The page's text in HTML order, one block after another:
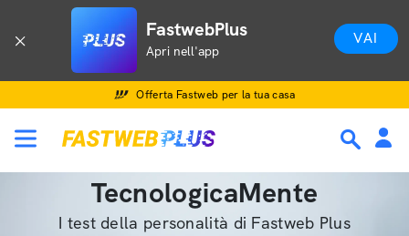
FastwebPlus
Apri nell'app
VAI
Offerta Fastweb per la tua casa
TecnologicaMente
I test della personalità di Fastweb Plus